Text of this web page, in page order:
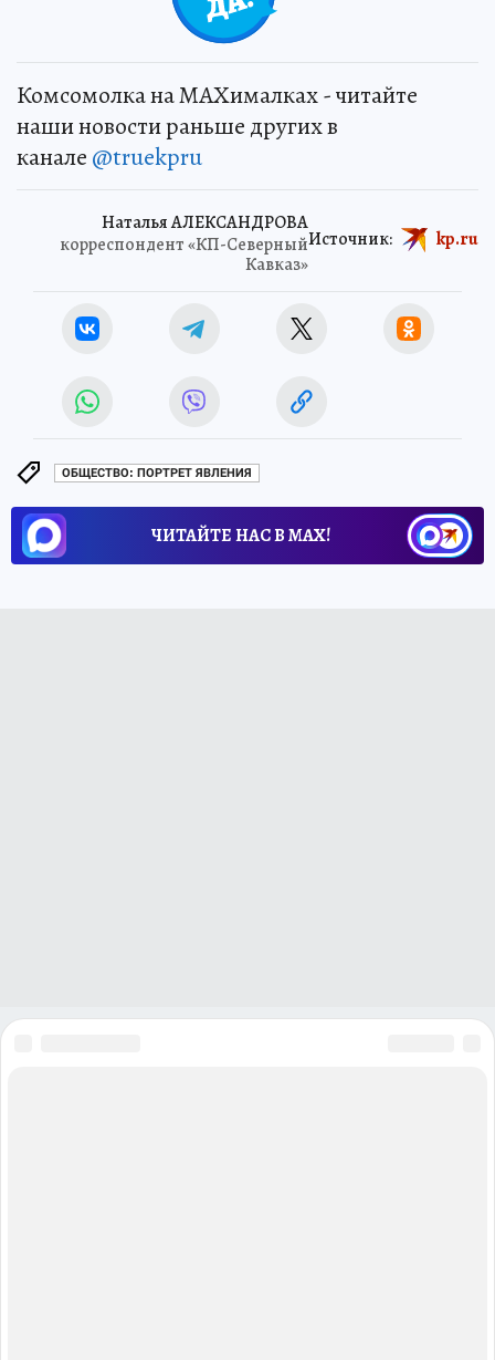
Комсомолка на MAXималках - читайте
наши новости раньше других в
канале @truekpru
Наталья АЛЕКСАНДРОВА
корреспондент «КП-Северный
Кавказ»
Источник: kp.ru
ОБЩЕСТВО: ПОРТРЕТ ЯВЛЕНИЯ
ЧИТАЙТЕ НАС В МАХ!